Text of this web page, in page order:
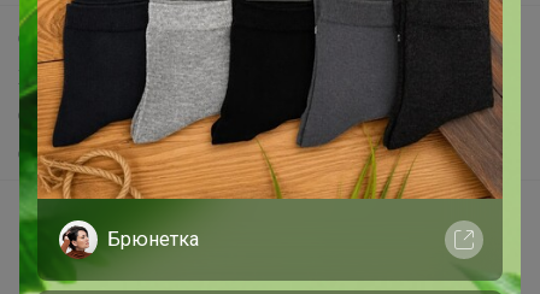
Самое выгодное
Хиты продаж
Самое желанное
Самое быстрое
Начать зарабатывать с 24-ok
Picabox.ru - Лучшее место для ваших изображений
Брюнетка